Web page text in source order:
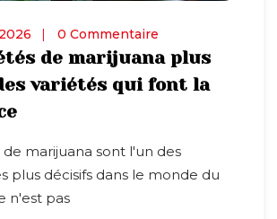
0 Commentaire
de marijuana plus
variétés qui font la
de marijuana sont l'un des
plus décisifs dans le monde du
n'est pas